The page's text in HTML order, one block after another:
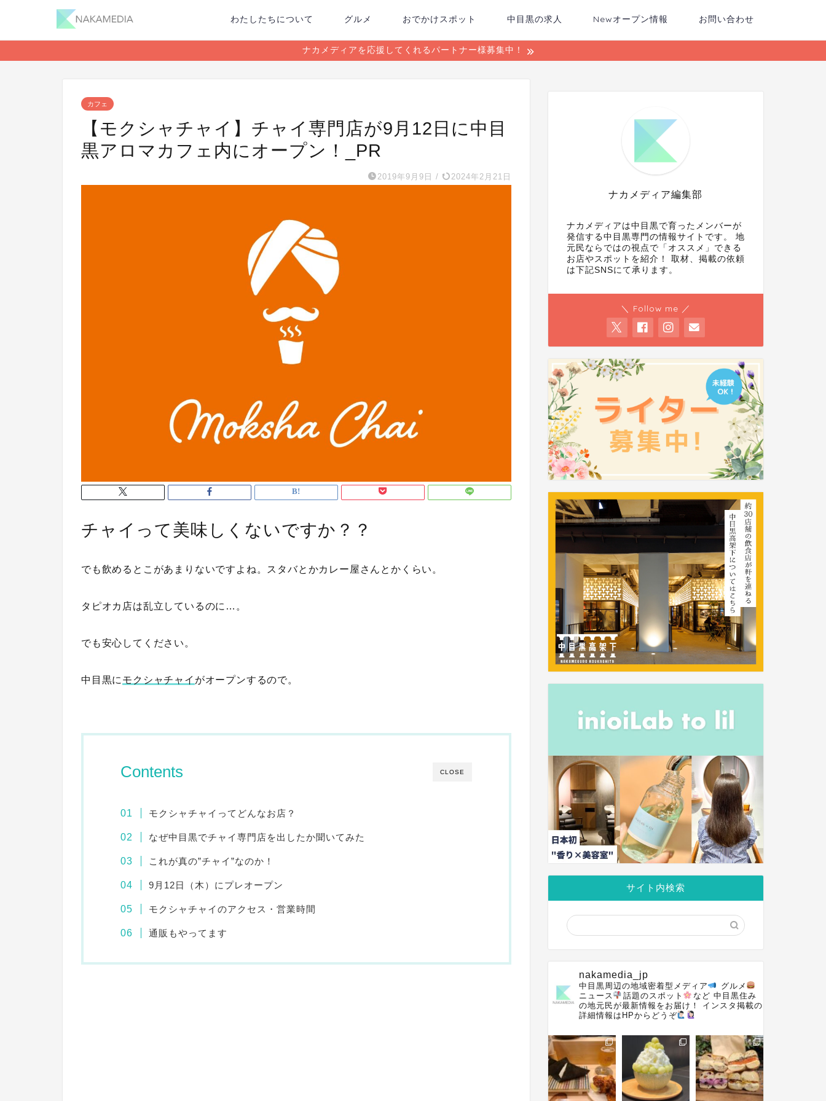
わたしたちについて グルメ おでかけスポット 中目黒の求人 Newオープン情報 お問い合わせ
ナカメディアを応援してくれるパートナー様募集中！
カフェ
【モクシャチャイ】チャイ専門店が9月12日に中目
黒アロマカフェ内にオープン！_PR
2019年9月9日 / 2024年2月21日
チャイって美味しくないですか？？
でも飲めるとこがあまりないですよね。スタバとかカレー屋さんとかくらい。
タピオカ店は乱立しているのに…。
でも安心してください。
中目黒に モクシャチャイ がオープンするので。
CLOSE
Contents
モクシャチャイってどんなお店？
なぜ中目黒でチャイ専門店を出したか聞いてみた
これが真の”チャイ”なのか！
9月12日（木）にプレオープン
モクシャチャイのアクセス・営業時間
通販もやってます
ナカメディア編集部
ナカメディアは中目黒で育ったメンバーが
発信する中目黒専門の情報サイトです。 地
元民ならではの視点で「オススメ」できる
お店やスポットを紹介！ 取材、掲載の依頼
は下記SNSにて承ります。
＼ Follow me ／
サイト内検索
nakamedia_jp
中目黒周辺の地域密着型メディア
グルメ
ニュース
話題のスポット など 中目黒住み
の地元民が最新情報をお届け！
インスタ掲載の
詳細情報はHPからどうぞ